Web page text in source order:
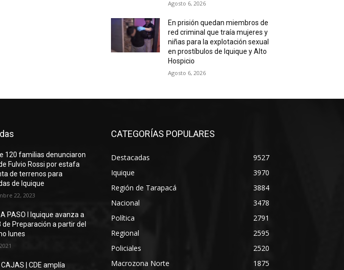
Agosto 6, 2026
En prisión quedan miembros de
red criminal que traía mujeres y
niñas para la explotación sexual
en prostíbulos de Iquique y Alto
Hospicio
Agosto 6, 2026
120 familias denunciaron
Fulvio Rossi por estafa
de terrenos para
de Iquique
22, 2023
A PASO I Iquique avanza a
de Preparación a partir del
lunes
| CDE amplía
CATEGORÍAS POPULARES
Destacadas
9527
Iquique
3970
Región de Tarapacá
3884
Nacional
3478
Política
2791
Regional
2595
Policiales
2520
Macrozona Norte
1875